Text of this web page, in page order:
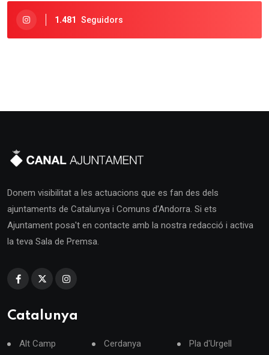
1.481 Seguidors
Donem visibilitat a les actuacions que es fan des dels
ajuntaments de Catalunya i Comuns d'Andorra. Si ets
Ajuntament posa't en contacte amb la nostra redacció i activa
la teva Sala de Premsa.
Catalunya
Alt Camp
Cerdanya
Pla d'Urgell